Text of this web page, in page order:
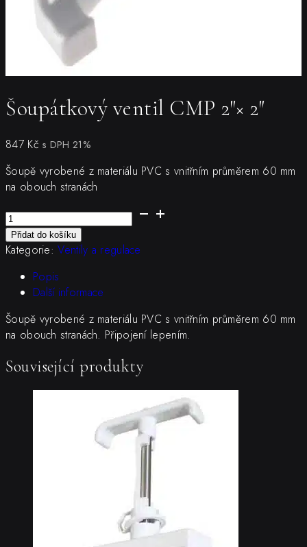
Šoupátkový ventil CMP 2″× 2″
847 Kč s DPH 21%
Šoupě vyrobené z materiálu PVC s vnitřním průměrem 60 mm
na obouch stranách
Šoupátkový
ventil
CMP
množství
Přidat do košíku
Kategorie:Ventily a regulace
Popis
Další informace
Šoupě vyrobené z materiálu PVC s vnitřním průměrem 60 mm
na obouch stranách. Připojení lepením.
Související produkty